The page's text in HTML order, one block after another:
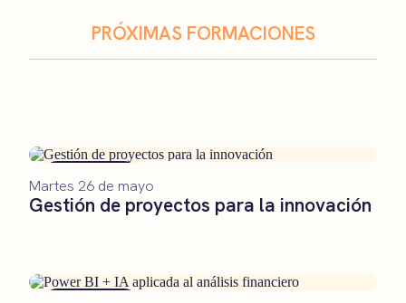
PRÓXIMAS FORMACIONES
Gestión de proyectos para la innovación
Martes 26 de mayo